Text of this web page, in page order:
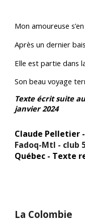
Mon amoureuse
Après un dernier
Elle est partie dans
Son beau voyage
Texte écrit suite
janvier 2024
Claude Pelletier -
Fadoq-Mtl - club
Québec - Texte
La Colombie